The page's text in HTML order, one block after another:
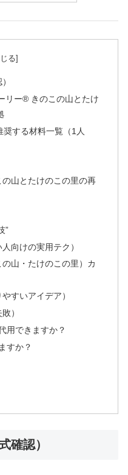
リー® きのこの山とたけ
する材料一覧（1人
山とたけのこの里の再
”
向けの実用テク）
山・たけのこの里）カ
すいアイデア）
）
用できますか？
すか？
確認）